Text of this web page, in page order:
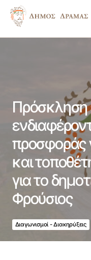
προσφοράς
και
για το
Φρούσιος
Διαγωνισμοί - Διακηρύξεις